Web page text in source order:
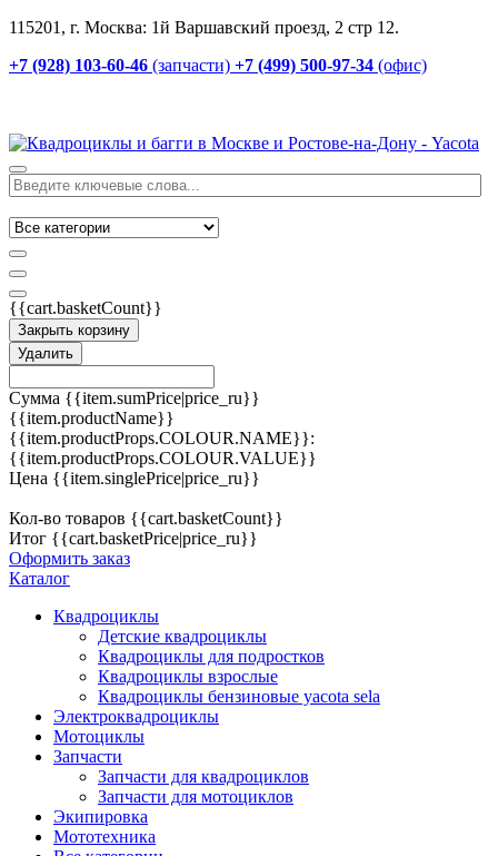
115201, г. Москва: 1й Варшавский проезд, 2 стр 12.
+7 (928) 103-60-46 (запчасти) +7 (499) 500-97-34 (офис)
{{cart.basketCount}}
Закрыть корзину
Удалить
Сумма {{item.sumPrice|price_ru}}
{{item.productName}}
{{item.productProps.COLOUR.NAME}}:
{{item.productProps.COLOUR.VALUE}}
Цена {{item.singlePrice|price_ru}}
Кол-во товаров {{cart.basketCount}}
Итог {{cart.basketPrice|price_ru}}
Оформить заказ
Каталог
Квадроциклы
Детские квадроциклы
Квадроциклы для подростков
Квадроциклы взрослые
Квадроциклы бензиновые yacota sela
Электроквадроциклы
Мотоциклы
Запчасти
Запчасти для квадроциклов
Запчасти для мотоциклов
Экипировка
Мототехника